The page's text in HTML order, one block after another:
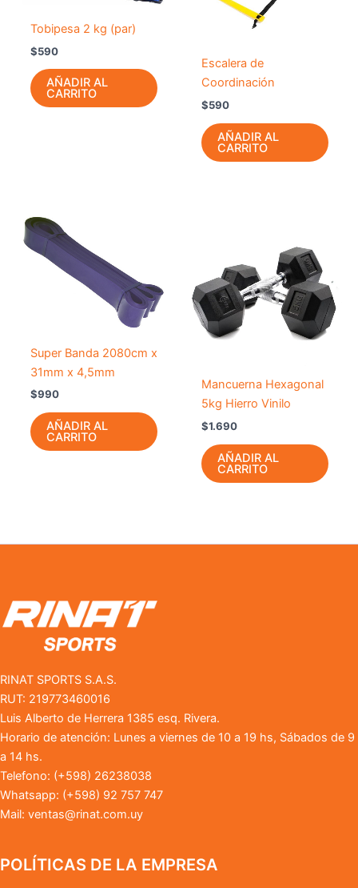
Tobipesa 2 kg (par)
$590
AÑADIR AL
CARRITO
Escalera de
Coordinación
$590
AÑADIR AL
CARRITO
Super Banda 2080cm x
31mm x 4,5mm
$990
AÑADIR AL
CARRITO
Mancuerna Hexagonal
5kg Hierro Vinilo
$1.690
AÑADIR AL
CARRITO
RINAT SPORTS S.A.S.
RUT: 219773460016
Luis Alberto de Herrera 1385 esq. Rivera.
Horario de atención: Lunes a viernes de 10 a 19 hs, Sábados de 9
a 14 hs.
Telefono: (+598) 26238038
Whatsapp: (+598) 92 757 747
Mail: ventas@rinat.com.uy
POLÍTICAS DE LA EMPRESA